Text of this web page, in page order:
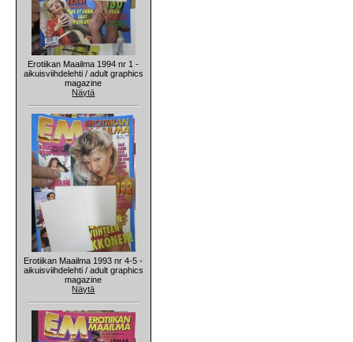
Erotiikan Maailma 1994 nr 1 -
aikuisviihdelehti / adult graphics
magazine
Näytä
Erotiikan Maailma 1993 nr 4-5 -
aikuisviihdelehti / adult graphics
magazine
Näytä